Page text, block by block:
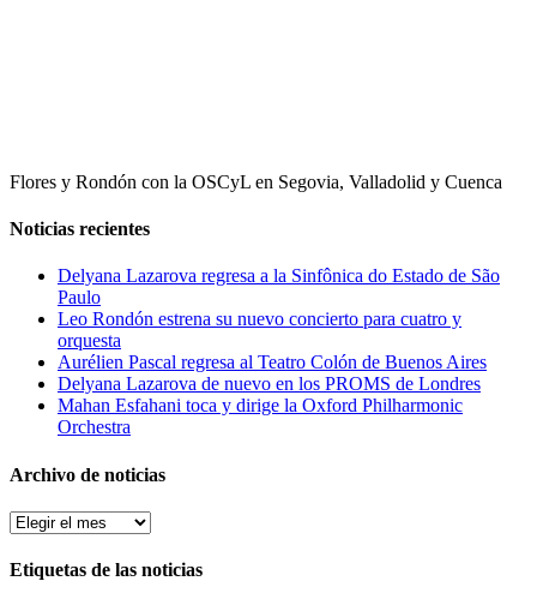
Flores y Rondón con la OSCyL en Segovia, Valladolid y Cuenca
Noticias recientes
Delyana Lazarova regresa a la Sinfônica do Estado de São
Paulo
Leo Rondón estrena su nuevo concierto para cuatro y
orquesta
Aurélien Pascal regresa al Teatro Colón de Buenos Aires
Delyana Lazarova de nuevo en los PROMS de Londres
Mahan Esfahani toca y dirige la Oxford Philharmonic
Orchestra
Archivo de noticias
Archivo
noticias
Etiquetas de las noticias